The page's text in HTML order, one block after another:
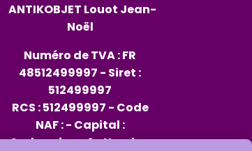
ANTIKOBJET Louot Jean-
Noël
Numéro de TVA : FR
48512499997 - Siret :
512499997
RCS : 512499997 - Code
NAF : - Capital :
Code caisse : 1 - Nombre